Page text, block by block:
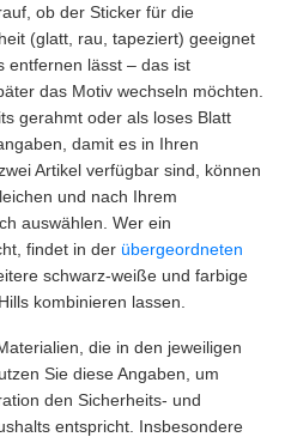
ob der Sticker für die
(glatt, rau, tapeziert) geeignet
entfernen lässt – das ist
das Motiv wechseln möchten.
gerahmt oder als loses Blatt
damit es in Ihren
Artikel verfügbar sind, können
und nach Ihrem
auswählen. Wer ein
findet in der übergeordneten
schwarz-weiße und farbige
kombinieren lassen.
die in den jeweiligen
Sie diese Angaben, um
den Sicherheits- und
entspricht. Insbesondere